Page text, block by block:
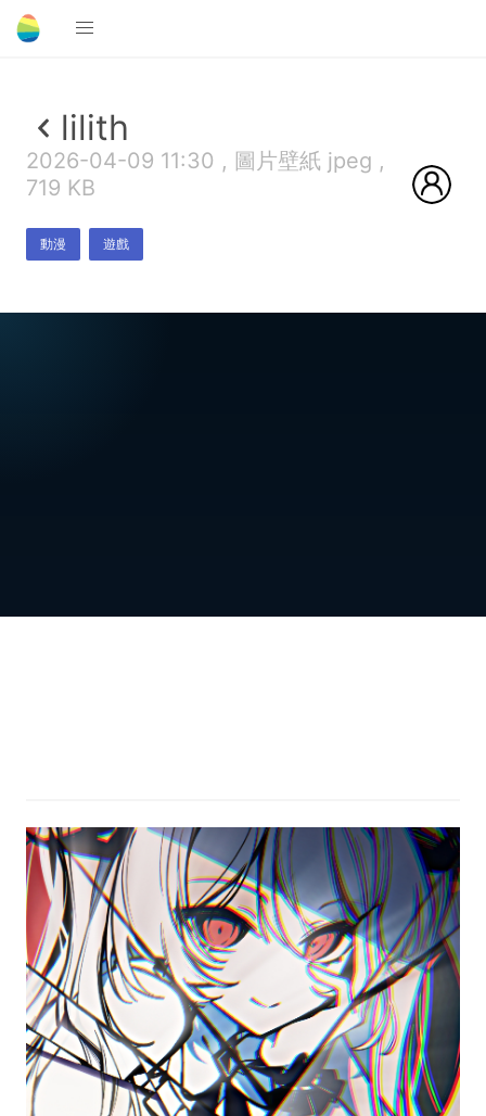
lilith
2026-04-09 11:30 , 圖片壁紙 jpeg ,
719 KB
動漫 遊戲